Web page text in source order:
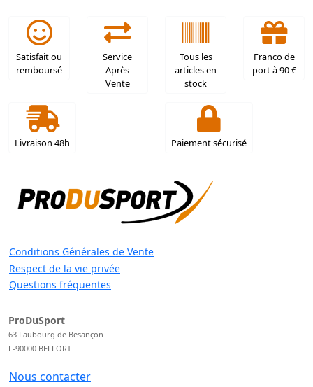
Satisfait ou
remboursé
Service
Après
Vente
Tous les
articles en
stock
Franco de
port à 90 €
Livraison 48h Paiement sécurisé
Conditions Générales de Vente
Respect de la vie privée
Questions fréquentes
ProDuSport
63 Faubourg de Besançon
F-90000 BELFORT
Nous contacter